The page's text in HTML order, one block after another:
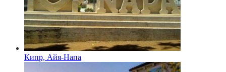
Кипр, Айя-Напа